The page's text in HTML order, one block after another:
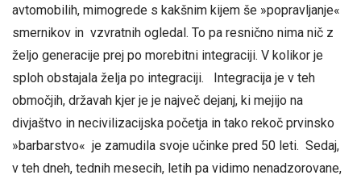
avtomobilih, mimogrede s kakšnim kijem še »popravljanje«
smernikov in vzvratnih ogledal. To pa resnično nima nič z
željo generacije prej po morebitni integraciji. V kolikor je
sploh obstajala želja po integraciji. Integracija je v teh
območjih, državah kjer je je največ dejanj, ki mejijo na
divjaštvo in necivilizacijska početja in tako rekoč prvinsko
»barbarstvo« je zamudila svoje učinke pred 50 leti. Sedaj,
v teh dneh, tednih mesecih, letih pa vidimo nenadzorovane,